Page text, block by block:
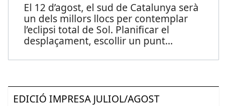
El 12 d’agost, el sud de Catalunya serà
un dels millors llocs per contemplar
l’eclipsi total de Sol. Planificar el
desplaçament, escollir un punt...
EDICIÓ IMPRESA JULIOL/AGOST